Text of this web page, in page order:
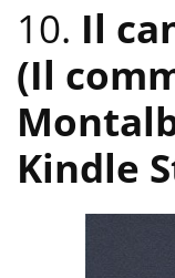
10. Il
(Il
Kindle